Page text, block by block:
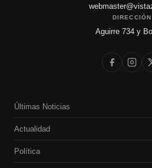
DIRECCIÓN
Aguirre 734 y
Últimas Noticias
Actualidad
Política